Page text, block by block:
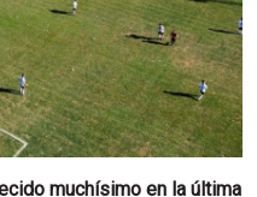
muchísimo en la última